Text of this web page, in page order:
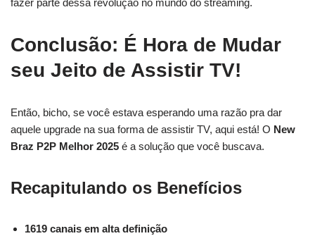
fazer parte dessa revolução no mundo do streaming.
Conclusão: É Hora de Mudar
seu Jeito de Assistir TV!
Então, bicho, se você estava esperando uma razão pra dar
aquele upgrade na sua forma de assistir TV, aqui está! O New
Braz P2P Melhor 2025 é a solução que você buscava.
Recapitulando os Benefícios
1619 canais em alta definição